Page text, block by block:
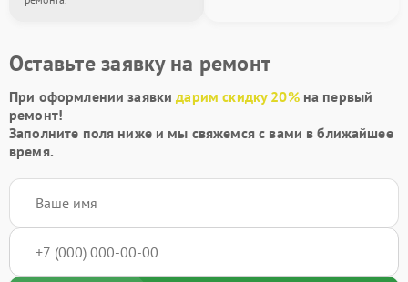
Оставьте заявку на ремонт
При оформлении заявкидарим скидку 20%на первый
ремонт!
Заполните поля ниже и мы свяжемся с вами в ближайшее
время.